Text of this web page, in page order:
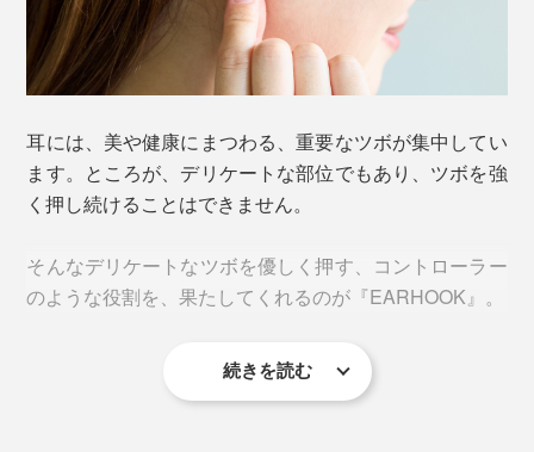
装着していると、いつの間にか、肩こりや目の疲れを忘
れている！ 片耳たったの5g（Mサイズ）なので、つけて
いることさえ忘れている！
耳には、美や健康にまつわる、重要なツボが集中してい
ます。ところが、デリケートな部位でもあり、ツボを強
く押し続けることはできません。
そんなデリケートなツボを優しく押す、コントローラー
のような役割を、果たしてくれるのが『EARHOOK』。
続きを読む